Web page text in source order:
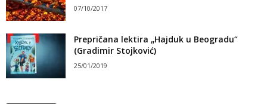
07/10/2017
Prepričana lektira „Hajduk u Beogradu“
(Gradimir Stojković)
25/01/2019